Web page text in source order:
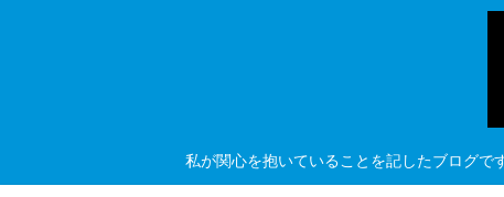
私が関心を抱いていることを記したブログで